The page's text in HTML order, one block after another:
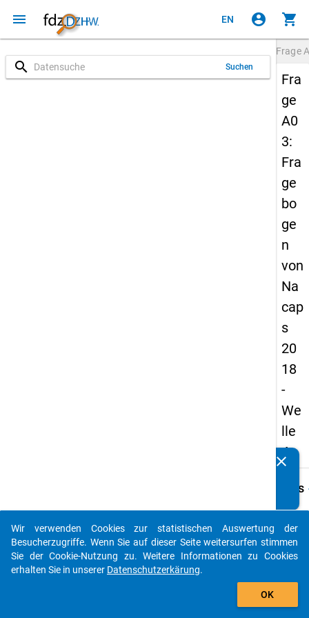
menu EN account_circle shopping_cart
search Suchen
Frage
Fra
ge
A0
3:
Fra
ge
bo
ge
n
von
Na
cap
s
20
18
-
We
lle
4
Details
A03
Wie
clear
auto_stories
add_shopping_cart
Wir verwenden Cookies zur statistischen Auswertung der
Besucherzugriffe. Wenn Sie auf dieser Seite weitersurfen stimmen
Sie der Cookie-Nutzung zu. Weitere Informationen zu Cookies
erhalten Sie in unserer Datenschutzerkärung.
OK